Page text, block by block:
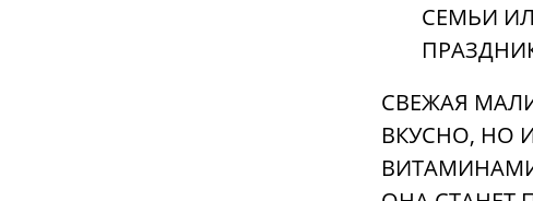
СЕМЬИ
СВЕЖАЯ
ВКУСНО, НО